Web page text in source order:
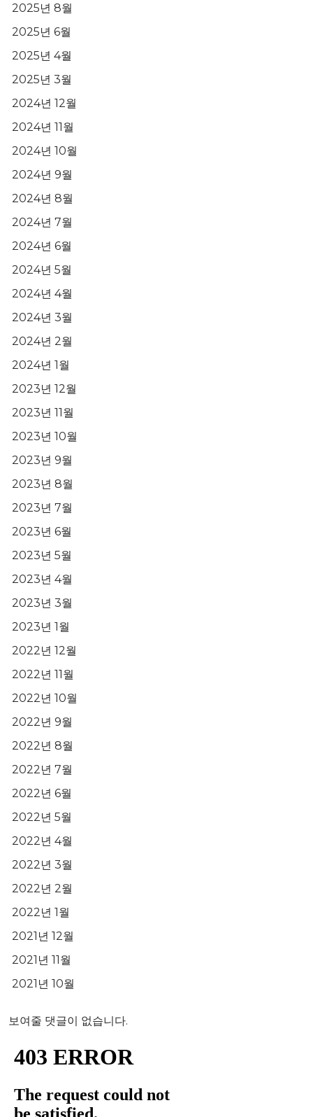
2025년 8월
2025년 6월
2025년 4월
2025년 3월
2024년 12월
2024년 11월
2024년 10월
2024년 9월
2024년 8월
2024년 7월
2024년 6월
2024년 5월
2024년 4월
2024년 3월
2024년 2월
2024년 1월
2023년 12월
2023년 11월
2023년 10월
2023년 9월
2023년 8월
2023년 7월
2023년 6월
2023년 5월
2023년 4월
2023년 3월
2023년 1월
2022년 12월
2022년 11월
2022년 10월
2022년 9월
2022년 8월
2022년 7월
2022년 6월
2022년 5월
2022년 4월
2022년 3월
2022년 2월
2022년 1월
2021년 12월
2021년 11월
2021년 10월
보여줄 댓글이 없습니다.